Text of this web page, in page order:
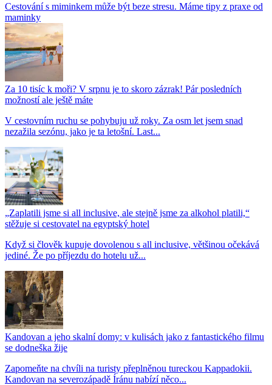
Cestování s miminkem může být beze stresu. Máme tipy z praxe od
maminky
Za 10 tisíc k moři? V srpnu je to skoro zázrak! Pár posledních
možností ale ještě máte
V cestovním ruchu se pohybuju už roky. Za osm let jsem snad
nezažila sezónu, jako je ta letošní. Last...
„Zaplatili jsme si all inclusive, ale stejně jsme za alkohol platili,“
stěžuje si cestovatel na egyptský hotel
Když si člověk kupuje dovolenou s all inclusive, většinou očekává
jediné. Že po příjezdu do hotelu už...
Kandovan a jeho skalní domy: v kulisách jako z fantastického filmu
se dodneška žije
Zapomeňte na chvíli na turisty přeplněnou tureckou Kappadokii.
Kandovan na severozápadě Íránu nabízí něco...